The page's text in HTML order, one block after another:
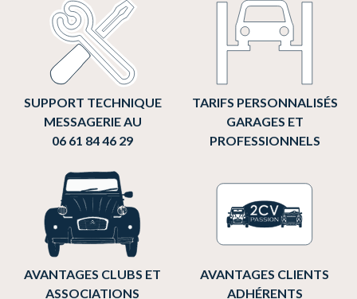
SUPPORT TECHNIQUE
MESSAGERIE AU
06 61 84 46 29
TARIFS PERSONNALISÉS
GARAGES ET
PROFESSIONNELS
AVANTAGES CLUBS ET
ASSOCIATIONS
AVANTAGES CLIENTS
ADHÉRENTS